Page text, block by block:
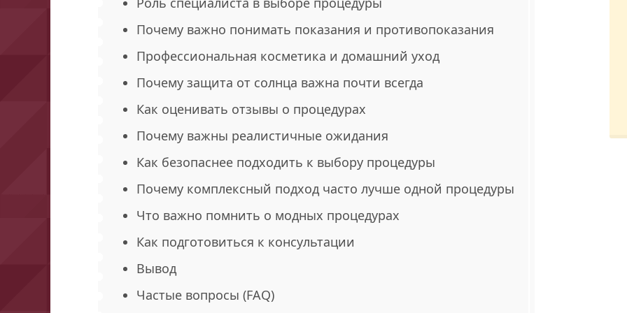
Почему важно понимать показания и противопоказания
Профессиональная косметика и домашний уход
Почему защита от солнца важна почти всегда
Как оценивать отзывы о процедурах
Почему важны реалистичные ожидания
Как безопаснее подходить к выбору процедуры
Почему комплексный подход часто лучше одной процедуры
Что важно помнить о модных процедурах
Как подготовиться к консультации
Вывод
Частые вопросы (FAQ)